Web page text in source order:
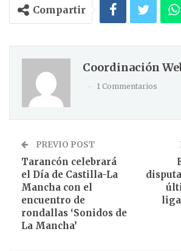
Compartir
Coordinación
1 Commentarios
PREVIO POST
Tarancón celebrará
el Día de Castilla-La
Mancha con el
encuentro de
rondallas ‘Sonidos de
La Mancha’
liga